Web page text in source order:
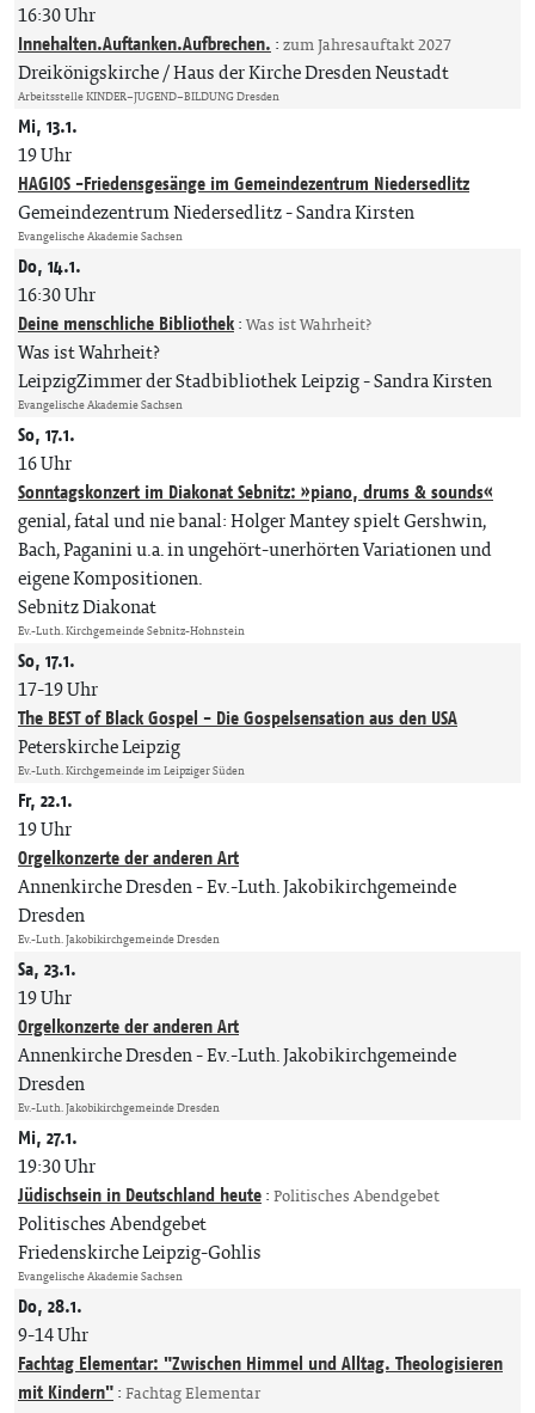
16:30 Uhr
Innehalten.Auftanken.Aufbrechen. : zum Jahresauftakt 2027
Dreikönigskirche / Haus der Kirche Dresden Neustadt
Arbeitsstelle KINDER–JUGEND–BILDUNG Dresden
Mi, 13.1.
19 Uhr
HAGIOS -Friedensgesänge im Gemeindezentrum Niedersedlitz
Gemeindezentrum Niedersedlitz Sandra Kirsten
Evangelische Akademie Sachsen
Do, 14.1.
16:30 Uhr
Deine menschliche Bibliothek: Was ist Wahrheit?
Was ist Wahrheit?
LeipzigZimmer der Stadbibliothek Leipzig Sandra Kirsten
Evangelische Akademie Sachsen
So, 17.1.
16 Uhr
Sonntagskonzert im Diakonat Sebnitz: »piano, drums & sounds«
genial, fatal und nie banal: Holger Mantey spielt Gershwin,
Bach, Paganini u.a. in ungehört-unerhörten Variationen und
eigene Kompositionen.
Sebnitz Diakonat
Ev.-Luth. Kirchgemeinde Sebnitz-Hohnstein
So, 17.1.
17-19 Uhr
The BEST of Black Gospel - Die Gospelsensation aus den USA
Peterskirche Leipzig
Ev.-Luth. Kirchgemeinde im Leipziger Süden
Fr, 22.1.
19 Uhr
Orgelkonzerte der anderen Art
Annenkirche Dresden Ev.-Luth. Jakobikirchgemeinde
Dresden
Ev.-Luth. Jakobikirchgemeinde Dresden
Sa, 23.1.
19 Uhr
Orgelkonzerte der anderen Art
Annenkirche Dresden Ev.-Luth. Jakobikirchgemeinde
Dresden
Ev.-Luth. Jakobikirchgemeinde Dresden
Mi, 27.1.
19:30 Uhr
Jüdischsein in Deutschland heute: Politisches Abendgebet
Politisches Abendgebet
Friedenskirche Leipzig-Gohlis
Evangelische Akademie Sachsen
Do, 28.1.
9-14 Uhr
Fachtag Elementar: "Zwischen Himmel und Alltag. Theologisieren
mit Kindern": Fachtag Elementar